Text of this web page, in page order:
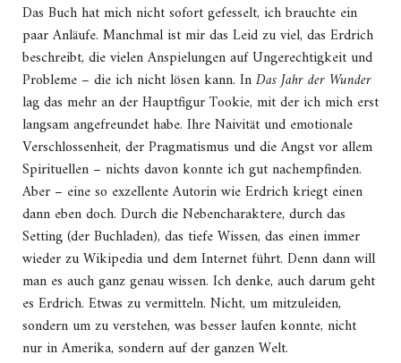
Das Buch hat mich nicht sofort gefesselt, ich brauchte ein
paar Anläufe. Manchmal ist mir das Leid zu viel, das Erdrich
beschreibt, die vielen Anspielungen auf Ungerechtigkeit und
Probleme – die ich nicht lösen kann. InDas Jahr der Wunder
lag das mehr an der Hauptfigur Tookie, mit der ich mich erst
langsam angefreundet habe. Ihre Naivität und emotionale
Verschlossenheit, der Pragmatismus und die Angst vor allem
Spirituellen – nichts davon konnte ich gut nachempfinden.
Aber – eine so exzellente Autorin wie Erdrich kriegt einen
dann eben doch. Durch die Nebencharaktere, durch das
Setting (der Buchladen), das tiefe Wissen, das einen immer
wieder zu Wikipedia und dem Internet führt. Denn dann will
man es auch ganz genau wissen. Ich denke, auch darum geht
es Erdrich. Etwas zu vermitteln. Nicht, um mitzuleiden,
sondern um zu verstehen, was besser laufen konnte, nicht
nur in Amerika, sondern auf der ganzen Welt.